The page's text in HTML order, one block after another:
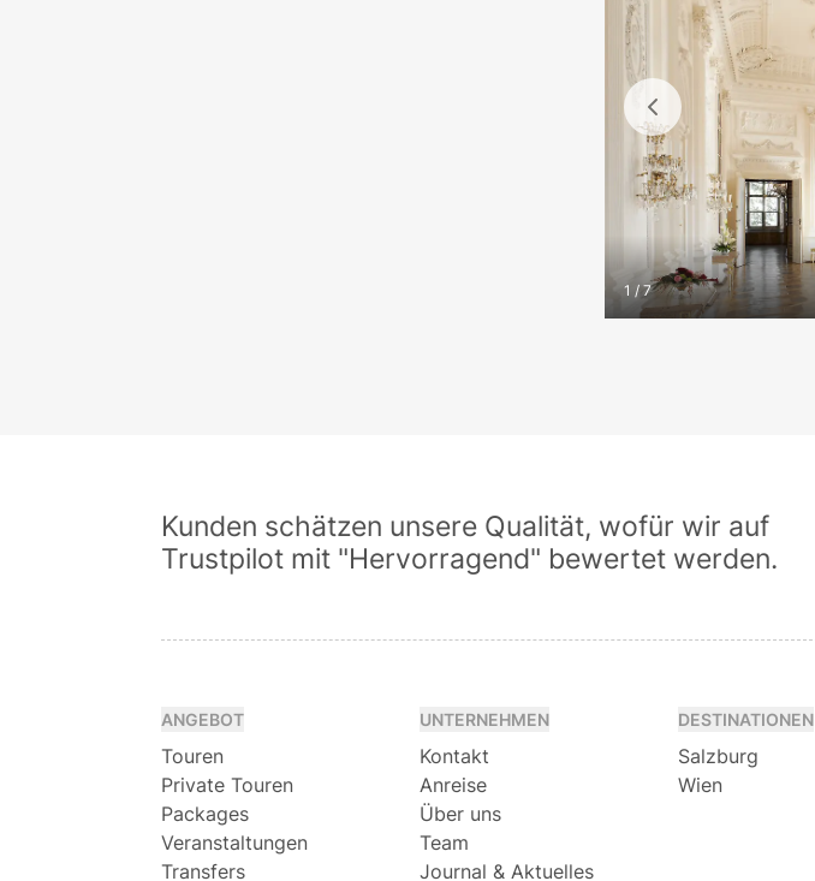
1 / 7
Kunden schätzen unsere Qualität, wofür wir auf
Trustpilot mit "Hervorragend" bewertet werden.
ANGEBOT
Touren
Private Touren
Packages
Veranstaltungen
Transfers
UNTERNEHMEN
Kontakt
Anreise
Über uns
Team
Journal & Aktuelles
DESTINATIONEN
Salzburg
Wien